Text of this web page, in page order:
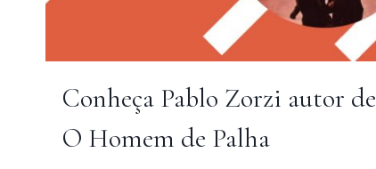
Conheça Pablo Zorzi autor de
O Homem de Palha